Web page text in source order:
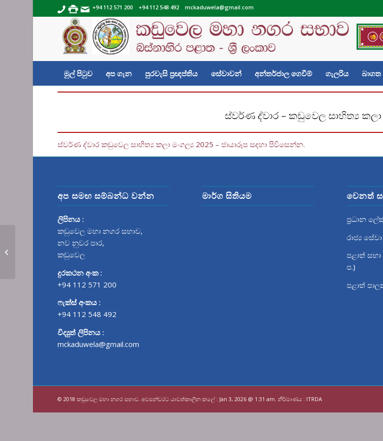
+94 112 571 200 +94 112 548 492 mckaduwela@gmail.com
මුල් පිටුව අප ගැන පුරවැසි ප්‍රඥප්තිය සේවාවන් අන්තර්ජාල ගෙවීම් ගැලරිය
ස්වර්ණ ද්වාර – කඩුවෙල සාහිත්‍ය කලා
ස්වර්ණ ද්වාර කඩුවෙල සාහිත්‍ය කලා මංගල්‍ය 2025 – ජායාරූප සදහා පිවිසෙන්න.
අප සමඟ සම්බන්ධ වන්න
ලිපිනය :
කඩුවෙල මහා නගර සභාව,
නව නුවර පාර,
කඩුවෙල
දුරකථන අංක :
+94 112 571 200
ෆැක්ස් අංකය :
+94 112 548 492
විද්‍යුත් ලිපිනය :
mckaduwela@gmail.com
මාර්ග සිතියම වෙනත්
ප්‍රධාන
රාජ්‍ය
පළාත්
ප.)
පළාත්
© 2018 කඩුවෙල මහා නගර සභාව. අවසන්වරට යාවත්කාලින කලේ : Jan 3, 2026 @ 1:31 am . නිර්මාණය : ITRDA
“අපේ කඩුවෙල අපේ